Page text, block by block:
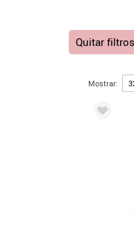
Quitar filtros
Mostrar: